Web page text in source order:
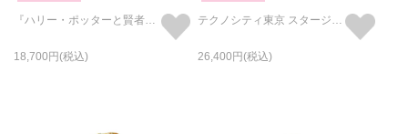
『ハリー・ポッターと賢者の石』 ニンバス2000 & 金のスニッチ リング / 指輪
18,700
テクノシティ東京 スタージュエリーリング/指輪 ブラック /単品
26,400